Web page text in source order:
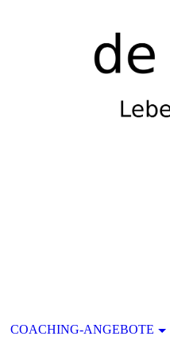
COACHING-ANGEBOTE